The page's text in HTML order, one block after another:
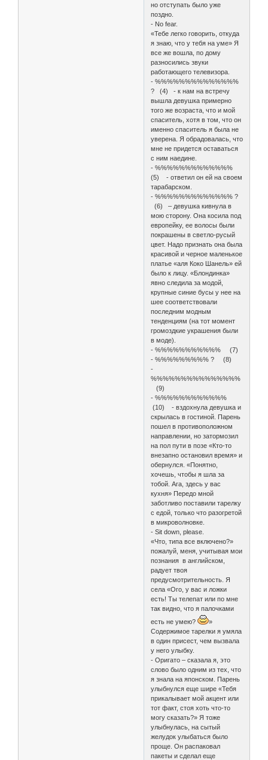
но отступать было уже
поздно.
- No fear.
«Тебе легко говорить, откуда
я знаю, что у тебя на уме» Я
все же вошла, по дому
разносились звуки
работающего телевизора.
- %%%%%%%%%%%%%%
? (4) - к нам на встречу
вышла девушка примерно
того же возраста, что и мой
спаситель, хотя в том, что он
именно спаситель я была не
уверена. Я обрадовалась, что
мне не придется оставаться
с ним наедине.
- %%%%%%%%%%%%%
(5) - ответил он ей на своем
тарабарском.
- %%%%%%%%%%%%% ?
(6) – девушка кивнула в
мою сторону. Она косила под
европейку, ее волосы были
покрашены в светло-русый
цвет. Надо признать она была
красивой и черное маленькое
платье «аля Коко Шанель» ей
было к лицу. «Блондинка»
явно следила за модой,
крупные синие бусы у нее на
шее соответствовали
последним модным
тенденциям (на тот момент
громоздкие украшения были
в моде).
- %%%%%%%%%%% (7)
- %%%%%%%%% ? (8)
-
%%%%%%%%%%%%%%%
(9)
- %%%%%%%%%%%%
(10) - вздохнула девушка и
скрылась в гостиной. Парень
пошел в противоположном
направлении, но затормозил
на пол пути в позе «Кто-то
внезапно остановил время» и
обернулся. «Понятно,
хочешь, чтобы я шла за
тобой. Ага, здесь у вас
кухня» Передо мной
заботливо поставили тарелку
с едой, только что разогретой
в микроволновке.
- Sit down, please.
«Что, типа все включено?»
пожалуй, меня, учитывая мои
познания в английском,
радует твоя
предусмотрительность. Я
села «Ого, у вас и ложки
есть! Ты телепат или по мне
так видно, что я палочками
есть не умею?
»
Содержимое тарелки я умяла
в один присест, чем вызвала
у него улыбку.
- Оригато – сказала я, это
слово было одним из тех, что
я знала на японском. Парень
улыбнулся еще шире «Тебя
прикалывает мой акцент или
тот факт, стоя хоть что-то
могу сказать?» Я тоже
улыбнулась, на сытый
желудок улыбаться было
проще. Он распаковал
пакеты и сделал еще